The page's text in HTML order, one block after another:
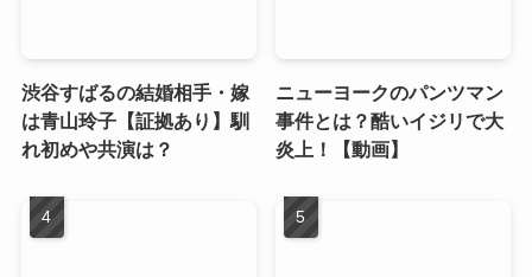
渋谷すばるの結婚相手・嫁
は青山玲子【証拠あり】馴
れ初めや共演は？
ニューヨークのパンツマン
事件とは？酷いイジリで大
炎上！【動画】